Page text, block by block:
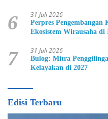
6 31 Juli 2026
Perpres
Ekosistem Wirausaha di
7 31 Juli 2026
Bulog: Mitra
Kelayakan di 2027
Edisi Terbaru